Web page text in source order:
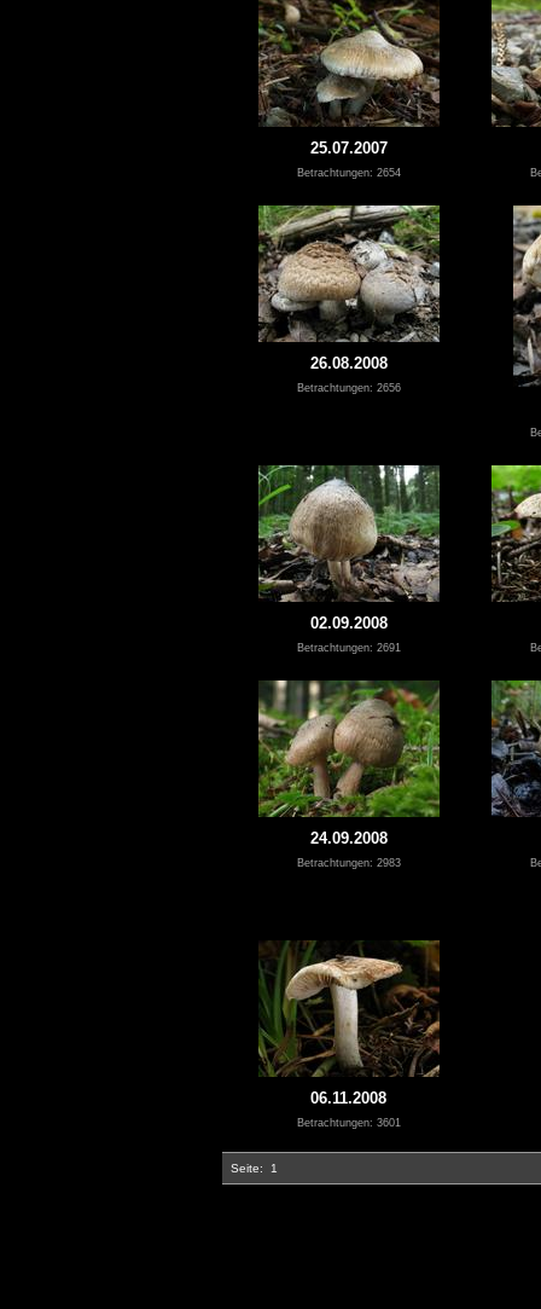
25.07.2007
Betrachtungen: 2654
26.08.2008
Betrachtungen: 2656
02.09.2008
Betrachtungen: 2691
24.09.2008
Betrachtungen: 2983
06.11.2008
Betrachtungen: 3601
Seite: 1